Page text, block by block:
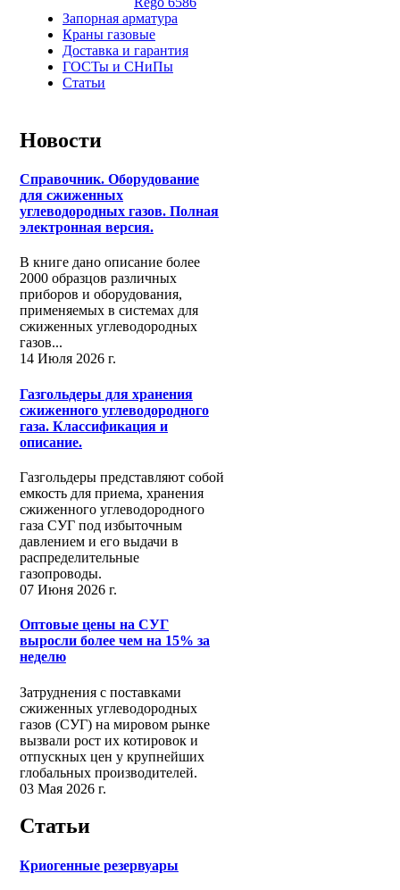
Запорная арматура
Краны газовые
Доставка и гарантия
ГОСТы и СНиПы
Статьи
Новости
Справочник. Оборудование
для сжиженных
углеводородных газов. Полная
электронная версия.
В книге дано описание более
2000 образцов различных
приборов и оборудования,
применяемых в системах для
сжиженных углеводородных
газов...
14 Июля 2026 г.
Газгольдеры для хранения
сжиженного углеводородного
газа. Классификация и
описание.
Газгольдеры представляют собой
емкость для приема, хранения
сжиженного углеводородного
газа СУГ под избыточным
давлением и его выдачи в
распределительные
газопроводы.
07 Июня 2026 г.
Оптовые цены на СУГ
выросли более чем на 15% за
неделю
Затруднения с поставками
сжиженных углеводородных
газов (СУГ) на мировом рынке
вызвали рост их котировок и
отпускных цен у крупнейших
глобальных производителей.
03 Мая 2026 г.
Статьи
Криогенные резервуары